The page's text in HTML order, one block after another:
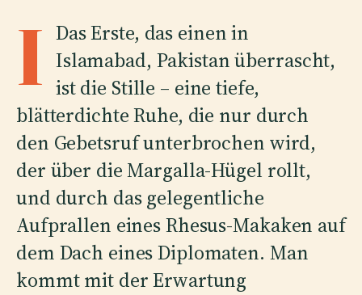
I Das Erste, das einen in
Islamabad, Pakistan überrascht,
ist die Stille – eine tiefe,
blätterdichte Ruhe, die nur durch
den Gebetsruf unterbrochen wird,
der über die Margalla-Hügel rollt,
und durch das gelegentliche
Aufprallen eines Rhesus-Makaken auf
dem Dach eines Diplomaten. Man
kommt mit der Erwartung